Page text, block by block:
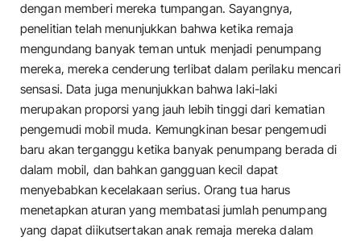
dengan memberi mereka tumpangan. Sayangnya,
penelitian telah menunjukkan bahwa ketika remaja
mengundang banyak teman untuk menjadi penumpang
mereka, mereka cenderung terlibat dalam perilaku mencari
sensasi. Data juga menunjukkan bahwa laki-laki
merupakan proporsi yang jauh lebih tinggi dari kematian
pengemudi mobil muda. Kemungkinan besar pengemudi
baru akan terganggu ketika banyak penumpang berada di
dalam mobil, dan bahkan gangguan kecil dapat
menyebabkan kecelakaan serius. Orang tua harus
menetapkan aturan yang membatasi jumlah penumpang
yang dapat diikutsertakan anak remaja mereka dalam